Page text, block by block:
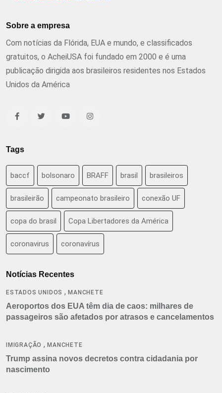
Sobre a empresa
Com notícias da Flórida, EUA e mundo, e classificados
gratuitos, o AcheiUSA foi fundado em 2000 e é uma
publicação dirigida aos brasileiros residentes nos Estados
Unidos da América
Tags
baccf bolsonaro BRAFF brasil brasileiros
brasileirão campeonato brasileiro conexão UF
copa do brasil Copa Libertadores da América
coronavirus coronavírus
Notícias Recentes
ESTADOS UNIDOS ,MANCHETE
Aeroportos dos EUA têm dia de caos: milhares de
passageiros são afetados por atrasos e cancelamentos
IMIGRAÇÃO ,MANCHETE
Trump assina novos decretos contra cidadania por
nascimento